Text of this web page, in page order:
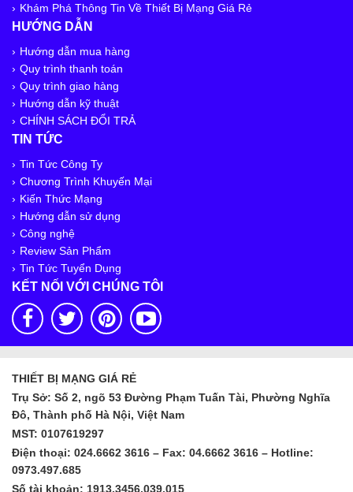
Khám Phá Thông Tin Về Thiết Bị Mạng Giá Rẻ
HƯỚNG DẪN
Hướng dẫn mua hàng
Quy trình thanh toán
Quy trình giao hàng
Hướng dẫn kỹ thuật
CHÍNH SÁCH ĐỔI TRẢ
TIN TỨC
Tin Tức Công Ty
Chương Trình Khuyến Mại
Kiến Thức Mạng
Hướng dẫn sử dụng
Công nghệ
Review Sản Phẩm
Tin Tức Tuyển Dụng
KẾT NỐI VỚI CHÚNG TÔI
THIẾT BỊ MẠNG GIÁ RẺ
Trụ Sở: Số 2, ngõ 53 Đường Phạm Tuấn Tài, Phường Nghĩa
Đô, Thành phố Hà Nội, Việt Nam
MST: 0107619297
Điện thoại: 024.6662 3616 – Fax: 04.6662 3616 – Hotline:
0973.497.685
Số tài khoản: 1913.3456.039.015